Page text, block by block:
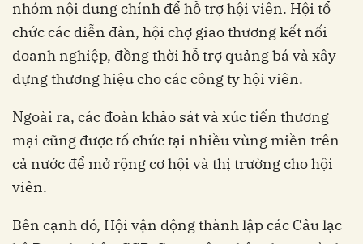
nhóm nội dung chính để hỗ trợ hội viên. Hội tổ
chức các diễn đàn, hội chợ giao thương kết nối
doanh nghiệp, đồng thời hỗ trợ quảng bá và xây
dựng thương hiệu cho các công ty hội viên.
Ngoài ra, các đoàn khảo sát và xúc tiến thương
mại cũng được tổ chức tại nhiều vùng miền trên
cả nước để mở rộng cơ hội và thị trường cho hội
viên.
Bên cạnh đó, Hội vận động thành lập các Câu lạc